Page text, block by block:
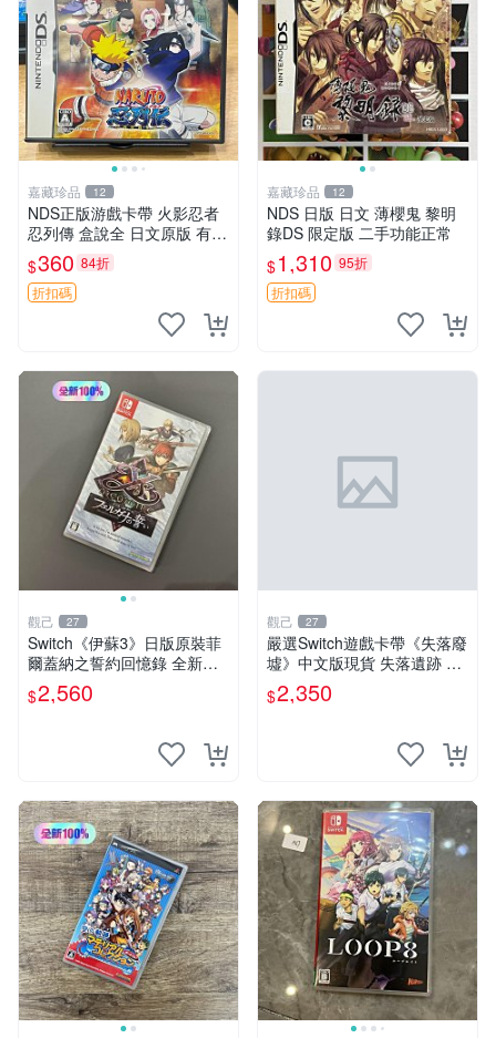
嘉藏珍品 12
NDS正版游戲卡帶 火影忍者
忍列傳 盒說全 日文原版 有測
試圖 可
$360 84折
折扣碼
嘉藏珍品 12
NDS 日版 日文 薄櫻鬼 黎明
錄DS 限定版 二手功能正常
$1,310 95折
折扣碼
觀己 27
Switch《伊蘇3》日版原裝菲
爾蓋納之誓約回憶錄 全新品
未開封 伊蘇3 遊戲卡帶 回憶
錄 未拆封
$2,560
觀己 27
嚴選Switch遊戲卡帶《失落廢
墟》中文版現貨 失落遺跡 游
戲卡帶 Switch 中文
$2,350